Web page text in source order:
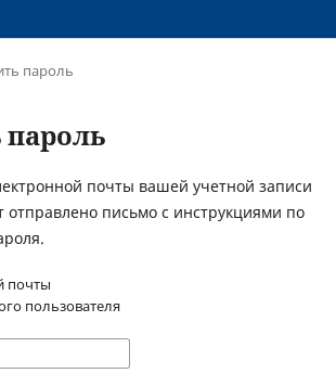
пароль
пароль
почты вашей учетной записи
отправлено письмо с инструкциями по
почты
пользователя